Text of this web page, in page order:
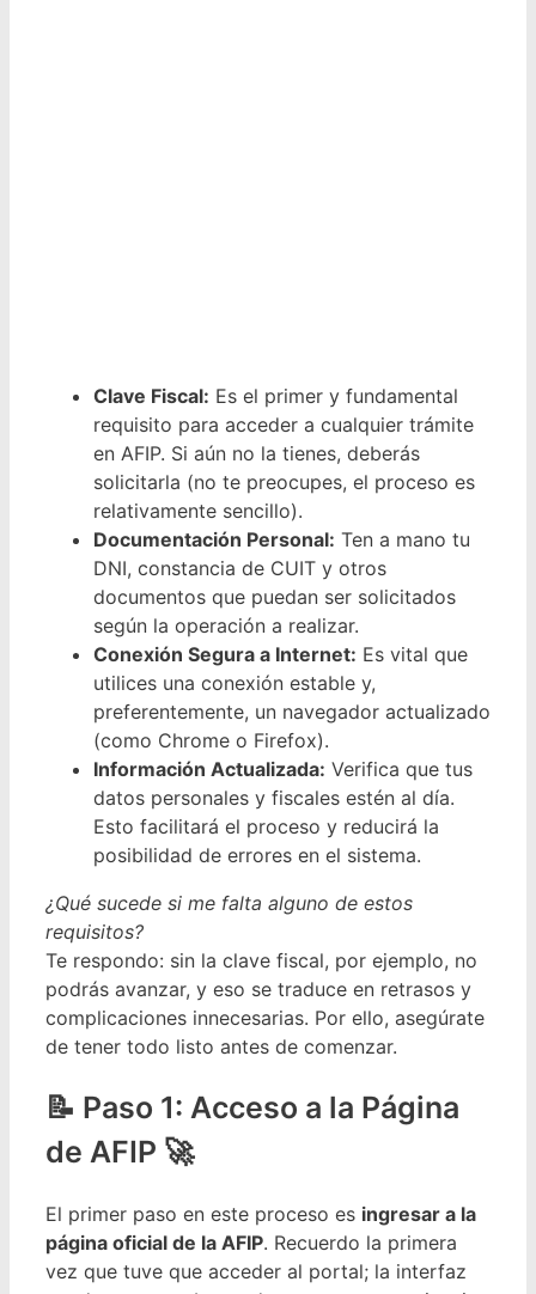
Clave Fiscal: Es el primer y fundamental
requisito para acceder a cualquier trámite
en AFIP. Si aún no la tienes, deberás
solicitarla (no te preocupes, el proceso es
relativamente sencillo).
Documentación Personal: Ten a mano tu
DNI, constancia de CUIT y otros
documentos que puedan ser solicitados
según la operación a realizar.
Conexión Segura a Internet: Es vital que
utilices una conexión estable y,
preferentemente, un navegador actualizado
(como Chrome o Firefox).
Información Actualizada: Verifica que tus
datos personales y fiscales estén al día.
Esto facilitará el proceso y reducirá la
posibilidad de errores en el sistema.
¿Qué sucede si me falta alguno de estos
requisitos?
Te respondo: sin la clave fiscal, por ejemplo, no
podrás avanzar, y eso se traduce en retrasos y
complicaciones innecesarias. Por ello, asegúrate
de tener todo listo antes de comenzar.
Paso 1: Acceso a la Página
de AFIP 🚀
El primer paso en este proceso es ingresar a la
página oficial de la AFIP. Recuerdo la primera
vez que tuve que acceder al portal; la interfaz